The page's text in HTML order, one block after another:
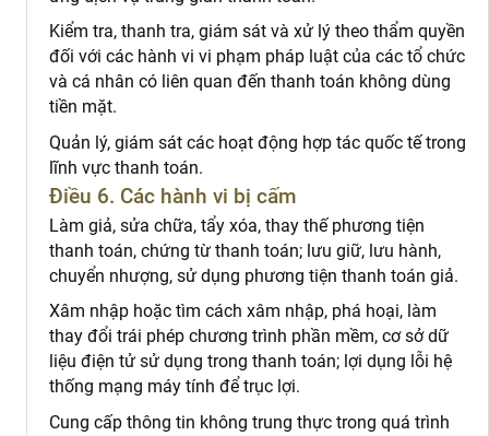
Kiểm tra, thanh tra, giám sát và xử lý theo thẩm quyền
đối với các hành vi vi phạm pháp luật của các tổ chức
và cá nhân có liên quan đến thanh toán không dùng
tiền mặt.
Quản lý, giám sát các hoạt động hợp tác quốc tế trong
lĩnh vực thanh toán.
Điều 6. Các hành vi bị cấm
Làm giả, sửa chữa, tẩy xóa, thay thế phương tiện
thanh toán, chứng từ thanh toán; lưu giữ, lưu hành,
chuyển nhượng, sử dụng phương tiện thanh toán giả.
Xâm nhập hoặc tìm cách xâm nhập, phá hoại, làm
thay đổi trái phép chương trình phần mềm, cơ sở dữ
liệu điện tử sử dụng trong thanh toán; lợi dụng lỗi hệ
thống mạng máy tính để trục lợi.
Cung cấp thông tin không trung thực trong quá trình